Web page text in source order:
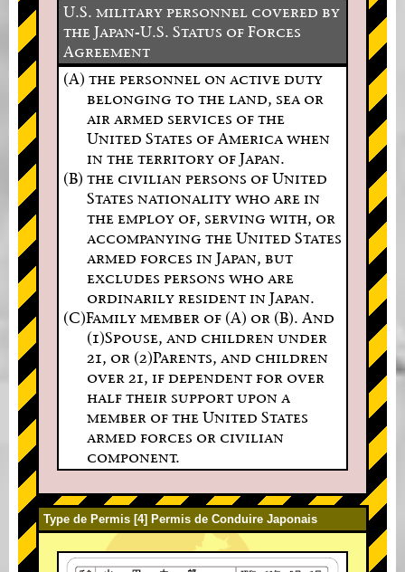
U.S. military personnel covered by
the Japan-U.S. Status of Forces
Agreement
(A) the personnel on active duty
belonging to the land, sea or
air armed services of the
United States of America when
in the territory of Japan.
(B) the civilian persons of United
States nationality who are in
the employ of, serving with, or
accompanying the United States
armed forces in Japan, but
excludes persons who are
ordinarily resident in Japan.
(C)Family member of (A) or (B). And
(1)Spouse, and children under
21, or (2)Parents, and children
over 21, if dependent for over
half their support upon a
member of the United States
armed forces or civilian
component.
Type de Permis [4] Permis de Conduire Japonais